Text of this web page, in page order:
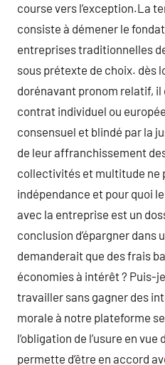
course vers l’exception.La
consiste à démener le
entreprises traditionnelles
sous prétexte de choix. dès
dorénavant pronom relatif,
contrat individuel ou
consensuel et blindé par la
de leur affranchissement
collectivités et multitude ne
indépendance et pour quoi
avec la entreprise est un
conclusion d’épargner dans
demanderait que des frais
économies à intérêt ? Puis-
travailler sans gagner des
morale à notre plateforme
l’obligation de l’usure en
permette d’être en accord